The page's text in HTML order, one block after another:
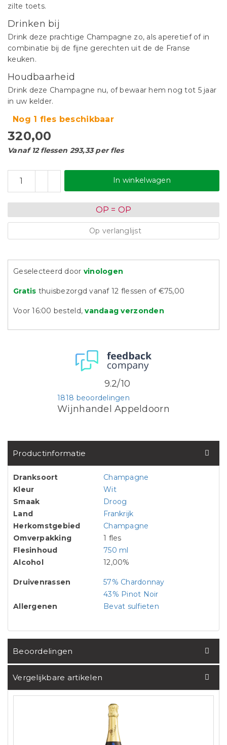
zilte toets.
Drinken bij
Drink deze prachtige Champagne zo, als aperetief of in
combinatie bij de fijne gerechten uit de de Franse
keuken.
Houdbaarheid
Drink deze Champagne nu, of bewaar hem nog tot 5 jaar
in uw kelder.
Nog 1 fles beschikbaar
320,00
Vanaf 12 flessen 293,33 per fles
In winkelwagen
OP = OP
Op verlanglijst
Geselecteerd door vinologen
Gratis thuisbezorgd vanaf 12 flessen of €75,00
Voor 16:00 besteld,vandaag verzonden
Wijnhandel Appeldoorn
1818 beoordelingen
9.2/10
Productinformatie
Dranksoort
Champagne
Kleur
Wit
Smaak
Droog
Land
Frankrijk
Herkomstgebied
Champagne
Omverpakking
1 fles
Flesinhoud
750 ml
Alcohol
12,00%
Druivenrassen
57% Chardonnay
43% Pinot Noir
Allergenen
Bevat sulfieten
Beoordelingen
Vergelijkbare artikelen